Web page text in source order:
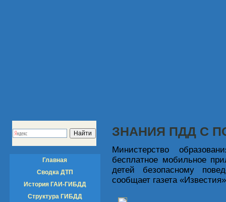
Главная
Сводка ДТП
История ГАИ-ГИБДД
Структура ГИБДД
ЗНАНИЯ ПДД С
Министерство
бесплатное мобильное
детей безопасному
сообщает газета